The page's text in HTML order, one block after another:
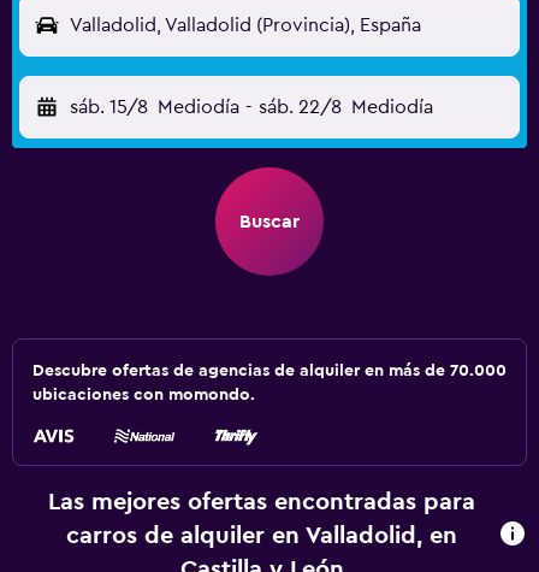
Valladolid, Valladolid (Provincia), España
sáb. 15/8 Mediodía - sáb. 22/8 Mediodía
Buscar
Descubre ofertas de agencias de alquiler en más de 70.000
ubicaciones con momondo.
Las mejores ofertas encontradas para
carros de alquiler en Valladolid, en